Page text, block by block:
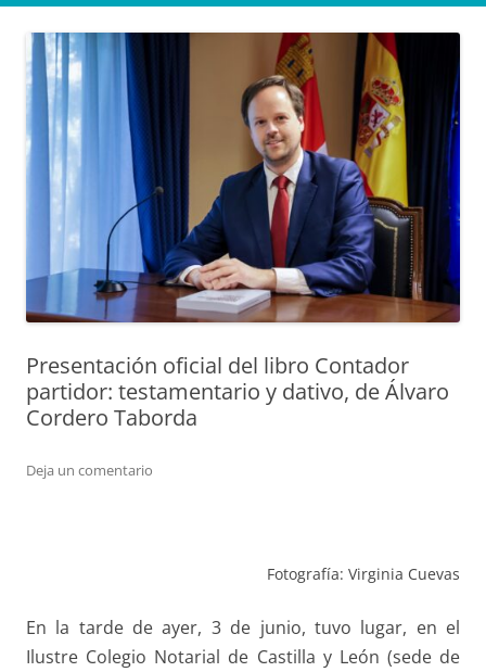
Presentación oficial del libro Contador
partidor: testamentario y dativo, de Álvaro
Cordero Taborda
Deja un comentario
Fotografía: Virginia Cuevas
En la tarde de ayer, 3 de junio, tuvo lugar, en el
Ilustre Colegio Notarial de Castilla y León (sede de